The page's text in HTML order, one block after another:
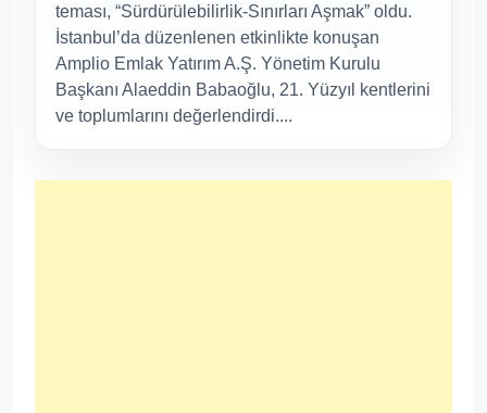
teması, “Sürdürülebilirlik-Sınırları Aşmak” oldu.
İstanbul’da düzenlenen etkinlikte konuşan
Amplio Emlak Yatırım A.Ş. Yönetim Kurulu
Başkanı Alaeddin Babaoğlu, 21. Yüzyıl kentlerini
ve toplumlarını değerlendirdi....